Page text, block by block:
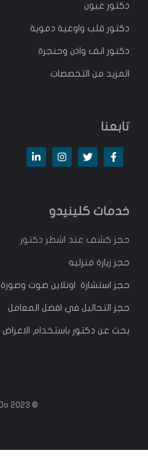
دكتور عيون
دكتور قلب واوعية دموية
دكتور انف واذن وحنجرة
المزيد من التخصصات
تابعنا
خدمات كلينيدو
حجز كشف عند اشطر دكتور
حجز زيارة منزليه
حجز استشارة اونلاين صوت وصورة
حجز التحاليل في افضل المعامل
بحث عن دكتور باستخدام الاعراض